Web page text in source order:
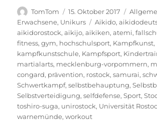
Autor
TomTom
Veröffentlicht
am
15. Oktober 2017
Erwachsene, Unikurs Schlagwörter
Aikido,
aikidorostock,aikijo,aikiken,atemi,
fitness,gym, hochschulsport, Kampfkunst,
kampfkunstschule, Kampfsport,
martialarts, mecklenburg-vorpommern,
congard, prävention, rostock,samurai,
Schwertkampf,selbstbehauptung,
Selbstverteidigung,selfdefense,Sport,
toshiro-suga, unirostock, Universität
warnemünde,workout